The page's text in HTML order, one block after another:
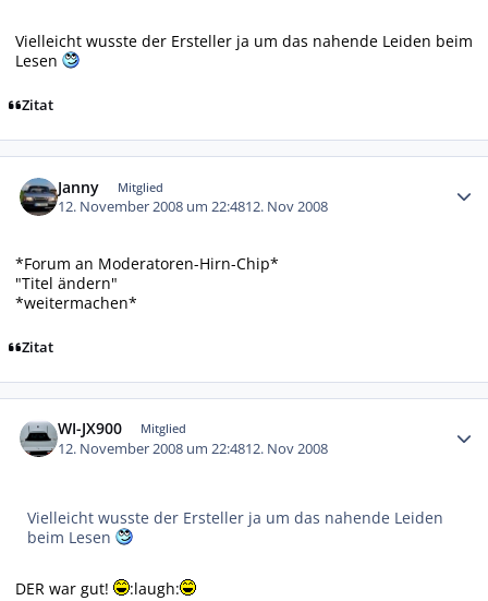
Vielleicht wusste der Ersteller ja um das nahende Leiden beim
Lesen
Zitat
Janny Mitglied
12. November 2008 um 22:4812. Nov 2008
*Forum an Moderatoren-Hirn-Chip*
"Titel ändern"
*weitermachen*
Zitat
WI-JX900 Mitglied
12. November 2008 um 22:4812. Nov 2008
Vielleicht wusste der Ersteller ja um das nahende Leiden
beim Lesen
DER war gut! :laugh: